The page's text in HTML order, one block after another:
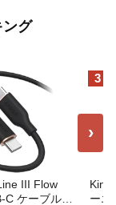
グ
III Flow
C ケーブル
3
ーエ
›